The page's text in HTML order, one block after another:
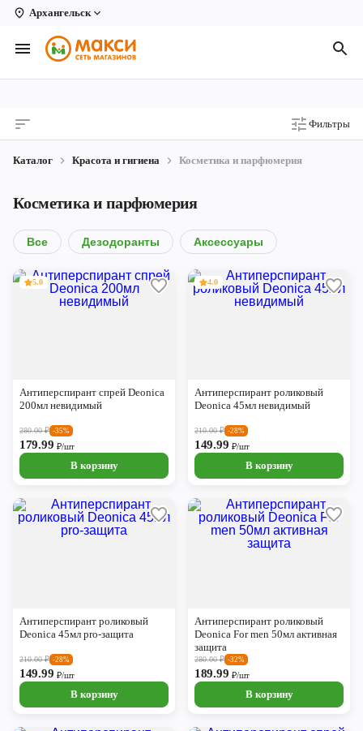
Архангельск
Вологда
Архангельск
Киров
Коряжма
Котлас
Новодвинск
Ярославль
Фильтры
Каталог Красота и гигиена Косметика и парфюмерия
Косметика и парфюмерия
Все Дезодоранты Аксессуары
5.0
Антиперспирант спрей Deonica
200мл невидимый
280.00₽ -35%
179.99 ₽/шт
В корзину
4.0
Антиперспирант роликовый
Deonica 45мл невидимый
210.00₽ -28%
149.99 ₽/шт
В корзину
Антиперспирант роликовый
Deonica 45мл pro-защита
210.00₽ -28%
149.99 ₽/шт
В корзину
Антиперспирант роликовый
Deonica For men 50мл активная
защита
280.00₽ -32%
189.99 ₽/шт
В корзину